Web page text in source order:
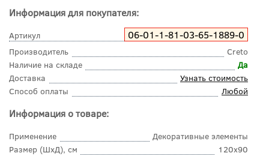
Информация для покупателя:
Артикул 06-01-1-81-03-65-1889-0
Производитель
Creto
Наличие на складе
Да
Доставка
Узнать стоимость
Способ оплаты
Любой
Информация о товаре:
Применение
Декоративные элементы
Размер (ШхД), см
120x90